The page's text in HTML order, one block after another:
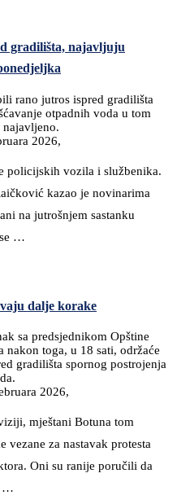
gradilišta, najavljuju
rano jutros ispred gradilišta
otpadnih voda u tom
2026,
policijskih vozila i službenika.
kazao je novinarima
na jutrošnjem sastanku
…
dalje korake
sa predsjednikom Opštine
nakon toga, u 18 sati, održaće
gradilišta spornog postrojenja
2026,
mještani Botuna tom
za nastavak protesta
Oni su ranije poručili da
…